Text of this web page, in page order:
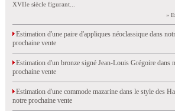
XVIIe siècle figurant...
»
Estimation d'une paire d'appliques néoclassique dans
prochaine vente
Estimation d'un bronze signé Jean-Louis Grégoire dans
prochaine vente
Estimation d'une commode mazarine dans le style des
notre prochaine vente